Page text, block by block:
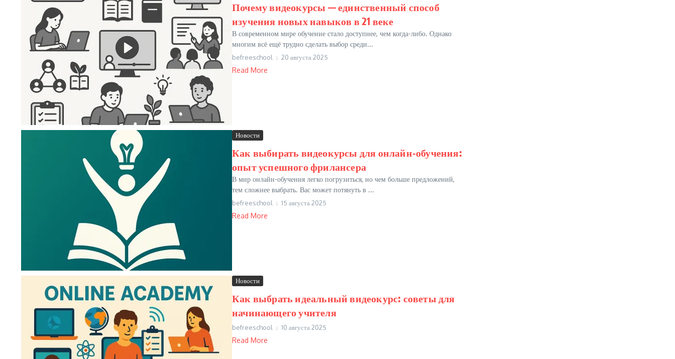
Почему видеокурсы — единственный способ
изучения новых навыков в 21 веке
В современном мире обучение стало доступнее, чем когда-либо. Однако
многим всё ещё трудно сделать выбор среди...
befreeschool 20 августа 2025
Read More
Новости
Как выбирать видеокурсы для онлайн-обучения:
опыт успешного фрилансера
В мир онлайн-обучения легко погрузиться, но чем больше предложений,
тем сложнее выбрать. Вас может потянуть в ...
befreeschool 15 августа 2025
Read More
Новости
Как выбрать идеальный видеокурс: советы для
начинающего учителя
befreeschool 10 августа 2025
Read More